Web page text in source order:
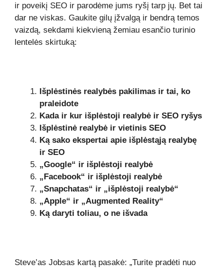
ir poveikį SEO ir parodėme jums ryšį tarp jų. Bet tai
dar ne viskas. Gaukite gilų įžvalgą ir bendrą temos
vaizdą, sekdami kiekvieną žemiau esančio turinio
lentelės skirtuką:
Išplėstinės realybės pakilimas ir tai, ko
praleidote
Kada ir kur išplėstoji realybė ir SEO ryšys
Išplėstinė realybė ir vietinis SEO
Ką sako ekspertai apie išplėstąją realybę
ir SEO
„Google“ ir išplėstoji realybė
„Facebook“ ir išplėstoji realybė
„Snapchatas“ ir „išplėstoji realybė“
„Apple“ ir „Augmented Reality“
Ką daryti toliau, o ne išvada
Steve’as Jobsas kartą pasakė: „Turite pradėti nuo